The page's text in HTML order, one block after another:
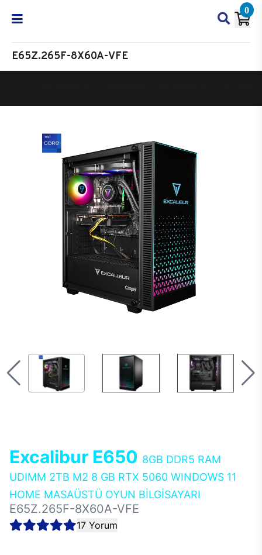
0
E65Z.265F-8X60A-VFE
Excalibur E650 8GB DDR5 RAM
UDIMM 2TB M2 8 GB RTX 5060 WINDOWS 11
HOME MASAÜSTÜ OYUN BİLGİSAYARI
E65Z.265F-8X60A-VFE
17 Yorum